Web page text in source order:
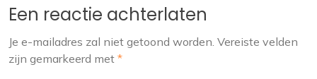
Een reactie achterlaten
Je e-mailadres zal niet getoond worden. Vereiste velden
zijn gemarkeerd met *